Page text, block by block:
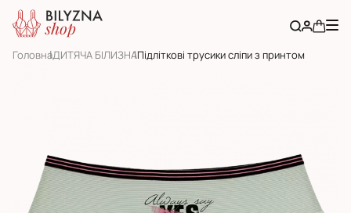
ГоловнаДИТЯЧА БІЛИЗНАПідліткові трусики сліпи з принтом